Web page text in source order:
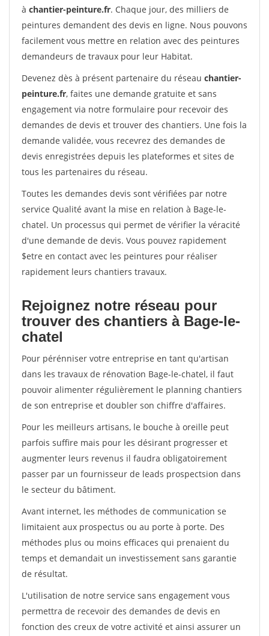
à chantier-peinture.fr. Chaque jour, des milliers de
peintures demandent des devis en ligne. Nous pouvons
facilement vous mettre en relation avec des peintures
demandeurs de travaux pour leur Habitat.
Devenez dès à présent partenaire du réseau chantier-
peinture.fr, faites une demande gratuite et sans
engagement via notre formulaire pour recevoir des
demandes de devis et trouver des chantiers. Une fois la
demande validée, vous recevrez des demandes de
devis enregistrées depuis les plateformes et sites de
tous les partenaires du réseau.
Toutes les demandes devis sont vérifiées par notre
service Qualité avant la mise en relation à Bage-le-
chatel. Un processus qui permet de vérifier la véracité
d'une demande de devis. Vous pouvez rapidement
$etre en contact avec les peintures pour réaliser
rapidement leurs chantiers travaux.
Rejoignez notre réseau pour
trouver des chantiers à Bage-le-
chatel
Pour pérénniser votre entreprise en tant qu'artisan
dans les travaux de rénovation Bage-le-chatel, il faut
pouvoir alimenter régulièrement le planning chantiers
de son entreprise et doubler son chiffre d'affaires.
Pour les meilleurs artisans, le bouche à oreille peut
parfois suffire mais pour les désirant progresser et
augmenter leurs revenus il faudra obligatoirement
passer par un fournisseur de leads prospectsion dans
le secteur du bâtiment.
Avant internet, les méthodes de communication se
limitaient aux prospectus ou au porte à porte. Des
méthodes plus ou moins efficaces qui prenaient du
temps et demandait un investissement sans garantie
de résultat.
L'utilisation de notre service sans engagement vous
permettra de recevoir des demandes de devis en
fonction des creux de votre activité et ainsi assurer un